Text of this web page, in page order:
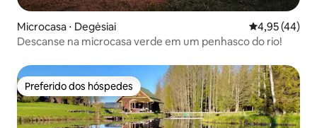
Microcasa ⋅ Degėsiai 4,95 de uma
4,95 (44)
Descanse na microcasa verde em um penhasco do rio!
Preferido dos hóspedes
Preferido dos hóspedes